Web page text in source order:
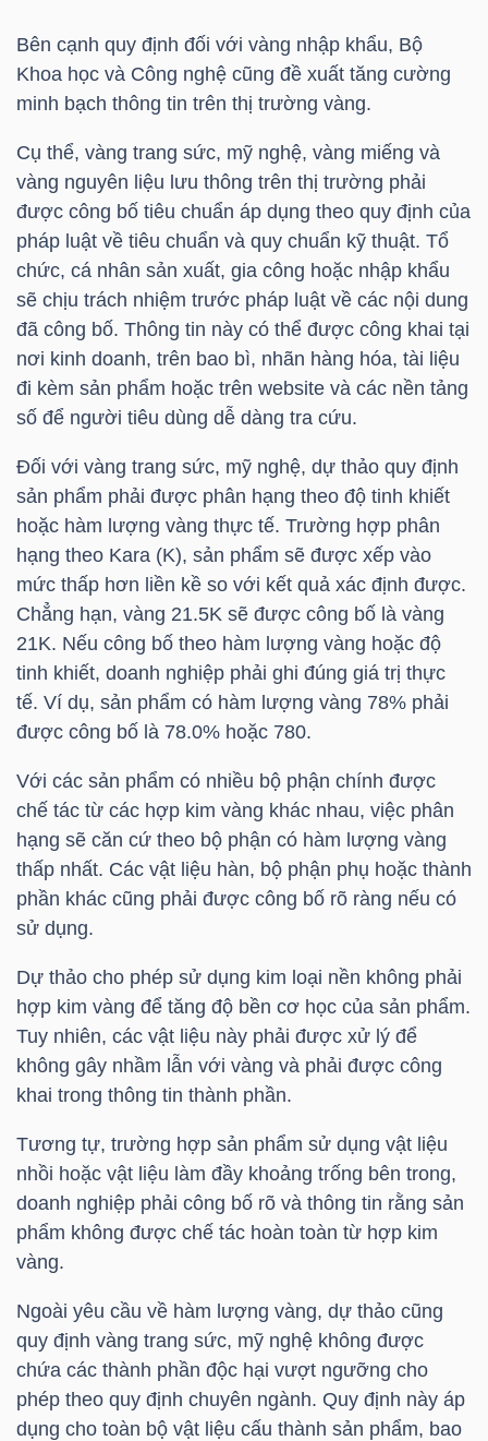
Bên cạnh quy định đối với vàng nhập khẩu, Bộ
Khoa học và Công nghệ cũng đề xuất tăng cường
minh bạch thông tin trên thị trường vàng.
Cụ thể, vàng trang sức, mỹ nghệ, vàng miếng và
vàng nguyên liệu lưu thông trên thị trường phải
được công bố tiêu chuẩn áp dụng theo quy định của
pháp luật về tiêu chuẩn và quy chuẩn kỹ thuật. Tổ
chức, cá nhân sản xuất, gia công hoặc nhập khẩu
sẽ chịu trách nhiệm trước pháp luật về các nội dung
đã công bố. Thông tin này có thể được công khai tại
nơi kinh doanh, trên bao bì, nhãn hàng hóa, tài liệu
đi kèm sản phẩm hoặc trên website và các nền tảng
số để người tiêu dùng dễ dàng tra cứu.
Đối với vàng trang sức, mỹ nghệ, dự thảo quy định
sản phẩm phải được phân hạng theo độ tinh khiết
hoặc hàm lượng vàng thực tế. Trường hợp phân
hạng theo Kara (K), sản phẩm sẽ được xếp vào
mức thấp hơn liền kề so với kết quả xác định được.
Chẳng hạn, vàng 21.5K sẽ được công bố là vàng
21K. Nếu công bố theo hàm lượng vàng hoặc độ
tinh khiết, doanh nghiệp phải ghi đúng giá trị thực
tế. Ví dụ, sản phẩm có hàm lượng vàng 78% phải
được công bố là 78.0% hoặc 780.
Với các sản phẩm có nhiều bộ phận chính được
chế tác từ các hợp kim vàng khác nhau, việc phân
hạng sẽ căn cứ theo bộ phận có hàm lượng vàng
thấp nhất. Các vật liệu hàn, bộ phận phụ hoặc thành
phần khác cũng phải được công bố rõ ràng nếu có
sử dụng.
Dự thảo cho phép sử dụng kim loại nền không phải
hợp kim vàng để tăng độ bền cơ học của sản phẩm.
Tuy nhiên, các vật liệu này phải được xử lý để
không gây nhầm lẫn với vàng và phải được công
khai trong thông tin thành phần.
Tương tự, trường hợp sản phẩm sử dụng vật liệu
nhồi hoặc vật liệu làm đầy khoảng trống bên trong,
doanh nghiệp phải công bố rõ và thông tin rằng sản
phẩm không được chế tác hoàn toàn từ hợp kim
vàng.
Ngoài yêu cầu về hàm lượng vàng, dự thảo cũng
quy định vàng trang sức, mỹ nghệ không được
chứa các thành phần độc hại vượt ngưỡng cho
phép theo quy định chuyên ngành. Quy định này áp
dụng cho toàn bộ vật liệu cấu thành sản phẩm, bao
PHÂN
TÍCH
VIETSTOCKFINANCE
VĨ
MÔ
NGÀNH
DOANH
NGHIỆP
CỔ
PHIẾU
TRÁI
PHIẾU
CÔNG
CỤ
ĐẦU
TRUY
LIỆU
Ngành
(-)